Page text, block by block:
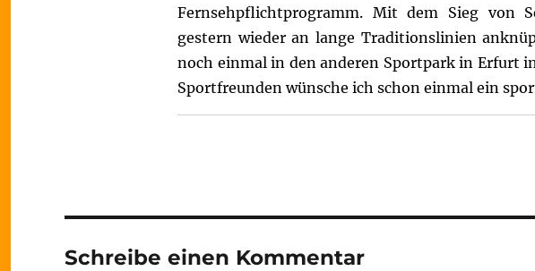
Fernsehpflichtprogramm. Mit dem Sieg von
gestern wieder an lange Traditionslinien
noch einmal in den anderen Sportpark in Erfurt
Sportfreunden wünsche ich schon einmal ein
Schreibe einen Kommentar